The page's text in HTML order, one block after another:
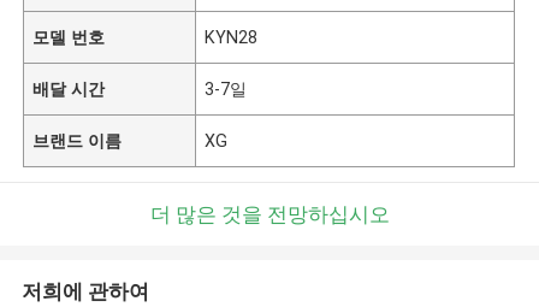
모델 번호 KYN28
배달 시간 3-7일
브랜드 이름 XG
더 많은 것을 전망하십시오
저희에 관하여